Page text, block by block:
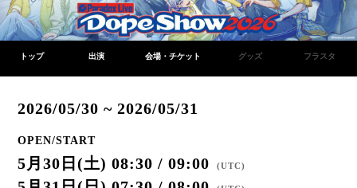
トップ 出演 会場・チケット グッズ フラスタ
2026/05/30 ~ 2026/05/31
OPEN/START
5月30日(土) 08:30 / 09:00 (UTC)